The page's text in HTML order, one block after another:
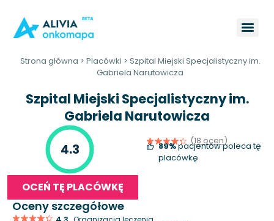
Strona główna > Placówki > Szpital Miejski Specjalistyczny im.
Gabriela Narutowicza
Szpital Miejski Specjalistyczny im.
Gabriela Narutowicza
4.3 (18 ocen)
89%pacjentów poleca tę
placówkę
OCEŃ TĘ PLACÓWKĘ
Oceny szczegółowe